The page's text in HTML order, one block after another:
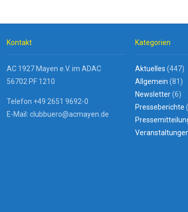
Kontakt
AC 1927 Mayen e.V. im ADAC
56702 PF 1210
Telefon +49 2651 9692-0
E-Mail: clubbuero@acmayen.de
Kategorien
Aktuelles (447)
Allgemein (81)
Newsletter(6)
Presseberichte